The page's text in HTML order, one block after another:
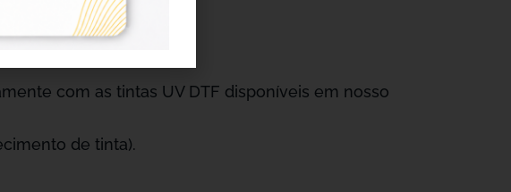
com as tintas UV DTF disponíveis em nosso
de tinta).